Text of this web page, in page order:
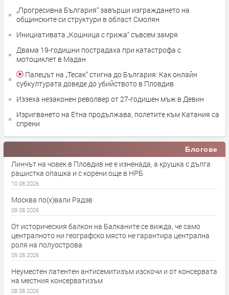
„Прогресивна България“ завърши изграждането на
общинските си структури в област Смолян
Инициативата „Кошница с грижа“ съвсем замря
Двама 19-годишни пострадаха при катастрофа с
мотоциклет в Мадан
субкултурата доведе до убийството в Пловдив
Иззеха незаконен револвер от 27-годишен мъж в Девин
Изригването на Етна продължава, полетите към Катания са
спрени
Блогове
Линчът на човек в Пловдив не е изненада, а крушка с дълга
рашистка опашка и с корени още в НРБ
10.08.2026
Москва по(х)вали Радэв
09.08.2026
От историческия балкон на Балканите се вижда, че само
централното ни географско място не гарантира централна
роля на полуострова
09.08.2026
Неуместен латентен антисемитизъм изскочи и от консервата
на местния консерватизъм
08.08.2026